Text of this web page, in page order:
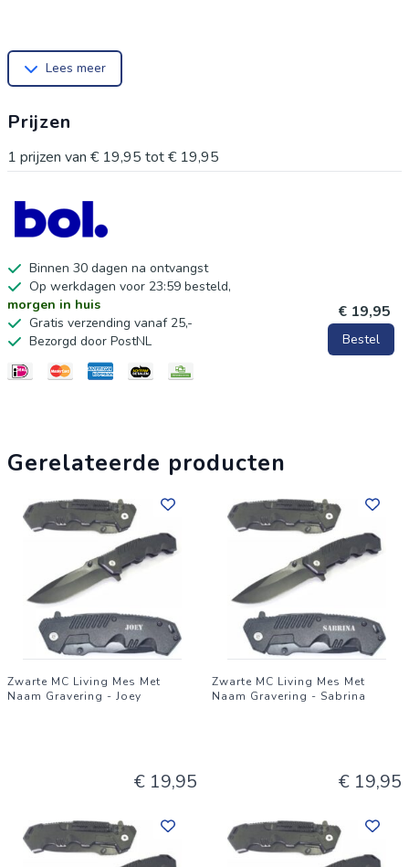
gravering. Materiaal: Metaal
Lengte Uitgeklapt: 20 CM
Kleur: Zwart
Lees meer
Prijzen
1 prijzen van € 19,95 tot€ 19,95
Binnen 30 dagen na ontvangst
Op werkdagen voor 23:59 besteld,
morgen in huis
Gratis verzending vanaf 25,-
Bezorgd door PostNL
€ 19,95
Bestel
Gerelateerde producten
Zwarte MC Living Mes Met
Naam Gravering - Joey
€ 19,95
Zwarte MC Living Mes Met
Naam Gravering - Sabrina
€ 19,95